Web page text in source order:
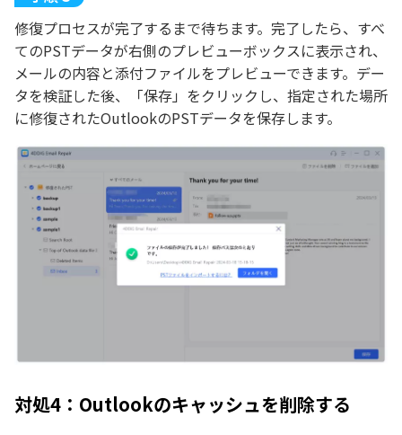
修復プロセスが完了するまで待ちます。完了したら、すべ
てのPSTデータが右側のプレビューボックスに表示され、
メールの内容と添付ファイルをプレビューできます。デー
タを検証した後、「保存」をクリックし、指定された場所
に修復されたOutlookのPSTデータを保存します。
対処4：Outlookのキャッシュを削除する